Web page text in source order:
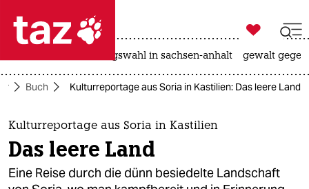
 taz zahl ich
taz zahl ich
themen
politik

taz zahl ich
landtagswahl in sachsen-anhalt gewalt
Buch Kulturreportage aus Soria in Kastilien: Das leere Land
Kulturreportage aus Soria in Kastilien
Das leere Land
Eine Reise durch die dünn besiedelte Landschaft